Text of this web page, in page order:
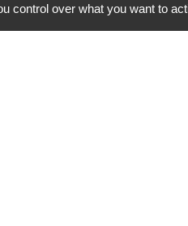
control over what you want to